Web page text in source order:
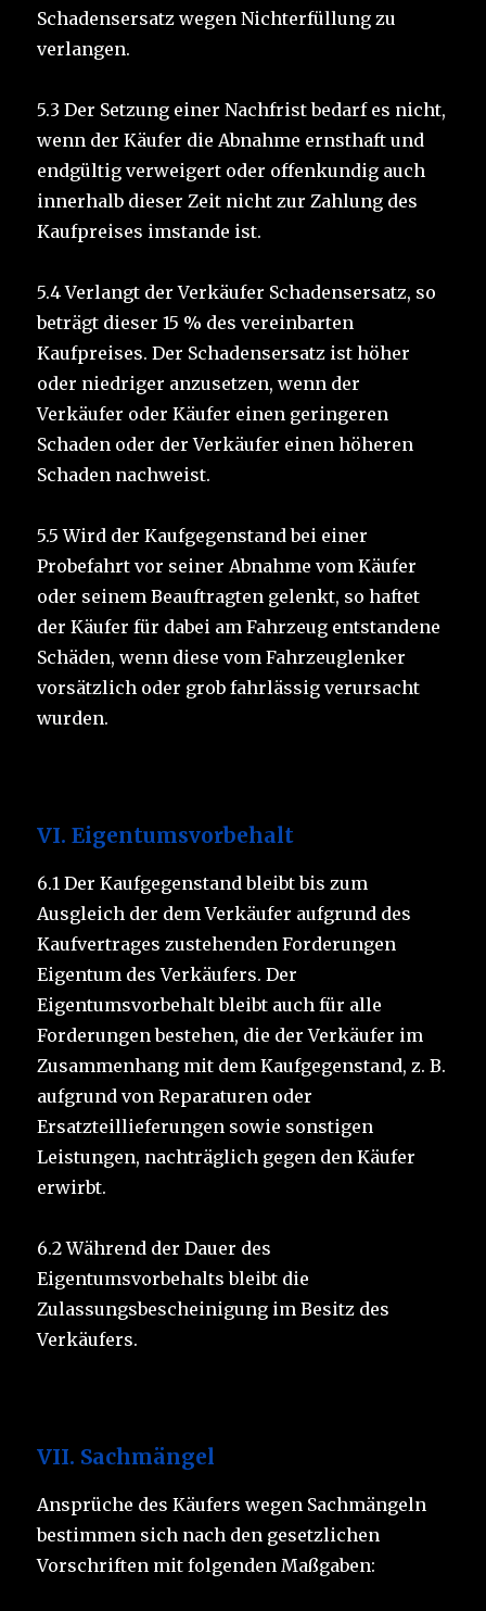
Schadensersatz wegen Nichterfüllung zu
verlangen.
5.3 Der Setzung einer Nachfrist bedarf es nicht,
wenn der Käufer die Abnahme ernsthaft und
endgültig verweigert oder offenkundig auch
innerhalb dieser Zeit nicht zur Zahlung des
Kaufpreises imstande ist.
5.4 Verlangt der Verkäufer Schadensersatz, so
beträgt dieser 15 % des vereinbarten
Kaufpreises. Der Schadensersatz ist höher
oder niedriger anzusetzen, wenn der
Verkäufer oder Käufer einen geringeren
Schaden oder der Verkäufer einen höheren
Schaden nachweist.
5.5 Wird der Kaufgegenstand bei einer
Probefahrt vor seiner Abnahme vom Käufer
oder seinem Beauftragten gelenkt, so haftet
der Käufer für dabei am Fahrzeug entstandene
Schäden, wenn diese vom Fahrzeuglenker
vorsätzlich oder grob fahrlässig verursacht
wurden.
VI.Eigentumsvorbehalt
6.1 Der Kaufgegenstand bleibt bis zum
Ausgleich der dem Verkäufer aufgrund des
Kaufvertrages zustehenden Forderungen
Eigentum des Verkäufers. Der
Eigentumsvorbehalt bleibt auch für alle
Forderungen bestehen, die der Verkäufer im
Zusammenhang mit dem Kaufgegenstand, z. B.
aufgrund von Reparaturen oder
Ersatzteillieferungen sowie sonstigen
Leistungen, nachträglich gegen den Käufer
erwirbt.
6.2 Während der Dauer des
Eigentumsvorbehalts bleibt die
Zulassungsbescheinigung im Besitz des
Verkäufers.
VII. Sachmängel
Ansprüche des Käufers wegen Sachmängeln
bestimmen sich nach den gesetzlichen
Vorschriften mit folgenden Maßgaben: